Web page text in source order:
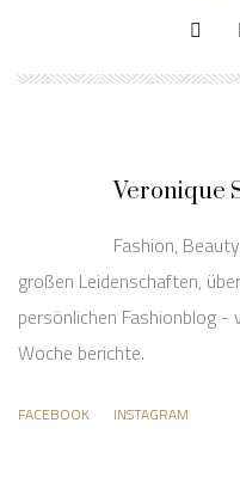
Veronique
Fashion,
großen Leidenschaften,
persönlichen Fashionblog
Woche berichte.
FACEBOOK INSTAGRAM